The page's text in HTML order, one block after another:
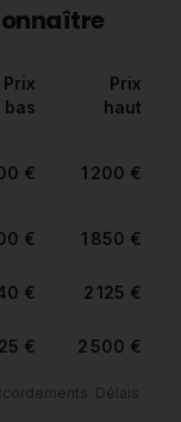
Prix
bas
Prix
haut
€ 1 200 €
€ 1 850 €
€ 2 125 €
€ 2 500 €
Délais